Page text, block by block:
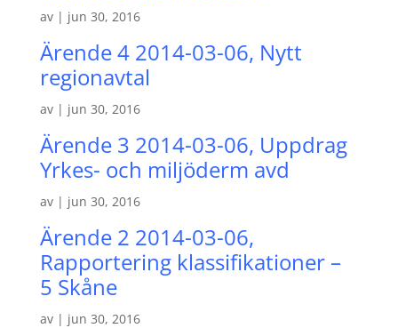
av | jun 30, 2016
Ärende 4 2014-03-06, Nytt
regionavtal
av | jun 30, 2016
Ärende 3 2014-03-06, Uppdrag
Yrkes- och miljöderm avd
av | jun 30, 2016
Ärende 2 2014-03-06,
Rapportering klassifikationer –
5 Skåne
av | jun 30, 2016